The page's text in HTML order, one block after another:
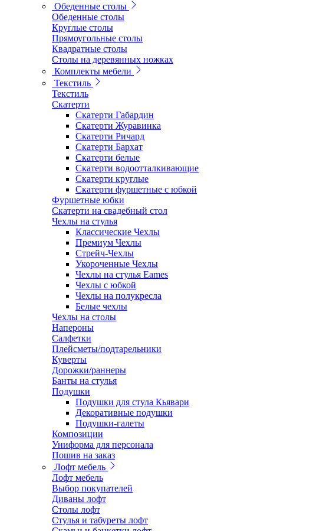
Обеденные столы
Обеденные столы
Круглые столы
Прямоугольные столы
Квадратные столы
Столы на деревянных ножках
Комплекты мебели
Текстиль
Текстиль
Скатерти
Скатерти Габардин
Скатерти Журавинка
Скатерти Ричард
Скатерти Бархат
Скатерти белые
Скатерти водоотталкивающие
Скатерти круглые
Скатерти фуршетные с юбкой
Фуршетные юбки
Скатерти на свадебный стол
Чехлы на стулья
Классические Чехлы
Премиум Чехлы
Стрейч-Чехлы
Укороченные Чехлы
Чехлы на стулья Eames
Чехлы с юбкой
Чехлы на полукресла
Белые чехлы
Чехлы на столы
Напероны
Салфетки
Плейсметы/подтарельники
Куверты
Дорожки/раннеры
Банты на стулья
Подушки
Подушки для стула Кьявари
Декоративные подушки
Подушки-галеты
Композиции
Униформа для персонала
Пошив на заказ
Лофт мебель
Лофт мебель
Выбор покупателей
Диваны лофт
Столы лофт
Стулья и табуреты лофт